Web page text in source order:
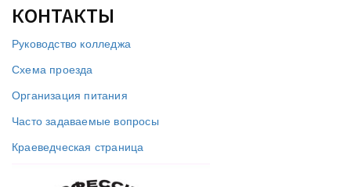
КОНТАКТЫ
Руководство колледжа
Схема проезда
Организация питания
Часто задаваемые вопросы
Краеведческая страница